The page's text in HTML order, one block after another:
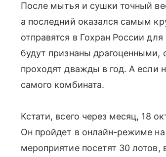
После мытья и сушки точный
а последний оказался самым
отправятся в Гохран России
будут признаны драгоценными,
проходят дважды в год. А если
самого комбината.
Кстати, всего через месяц, 18
Он пройдет в онлайн-режиме
мероприятие посетят 30